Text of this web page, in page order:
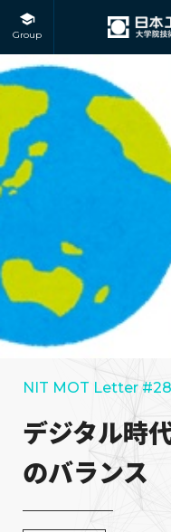
Group
NIT MOT Letter #28
デジタル時
のバランス